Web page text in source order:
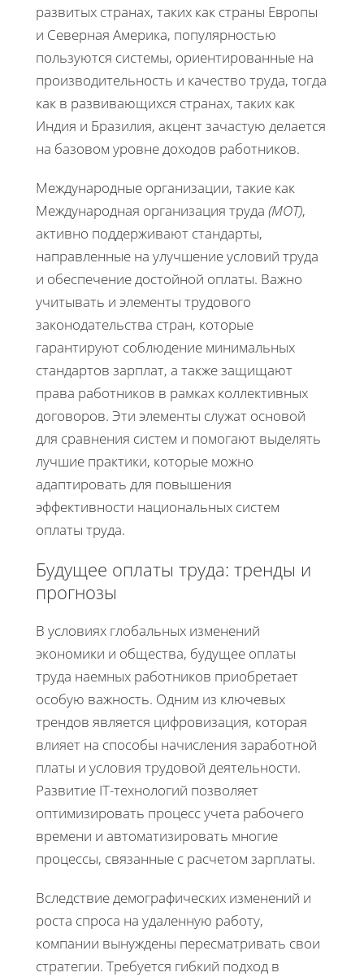
развитых странах, таких как страны Европы
и Северная Америка, популярностью
пользуются системы, ориентированные на
производительность и качество труда, тогда
как в развивающихся странах, таких как
Индия и Бразилия, акцент зачастую делается
на базовом уровне доходов работников.
Международные организации, такие как
Международная организация труда (МОТ),
активно поддерживают стандарты,
направленные на улучшение условий труда
и обеспечение достойной оплаты. Важно
учитывать и элементы трудового
законодательства стран, которые
гарантируют соблюдение минимальных
стандартов зарплат, а также защищают
права работников в рамках коллективных
договоров. Эти элементы служат основой
для сравнения систем и помогают выделять
лучшие практики, которые можно
адаптировать для повышения
эффективности национальных систем
оплаты труда.
Будущее оплаты труда: тренды и
прогнозы
В условиях глобальных изменений
экономики и общества, будущее оплаты
труда наемных работников приобретает
особую важность. Одним из ключевых
трендов является цифровизация, которая
влияет на способы начисления заработной
платы и условия трудовой деятельности.
Развитие IT-технологий позволяет
оптимизировать процесс учета рабочего
времени и автоматизировать многие
процессы, связанные с расчетом зарплаты.
Вследствие демографических изменений и
роста спроса на удаленную работу,
компании вынуждены пересматривать свои
стратегии. Требуется гибкий подход в